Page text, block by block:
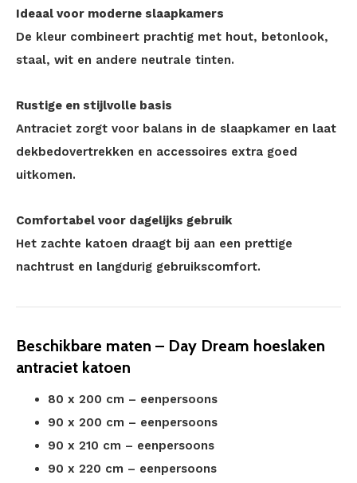
Ideaal voor moderne slaapkamers
De kleur combineert prachtig met hout, betonlook,
staal, wit en andere neutrale tinten.
Rustige en stijlvolle basis
Antraciet zorgt voor balans in de slaapkamer en laat
dekbedovertrekken en accessoires extra goed
uitkomen.
Comfortabel voor dagelijks gebruik
Het zachte katoen draagt bij aan een prettige
nachtrust en langdurig gebruikscomfort.
Beschikbare maten – Day Dream hoeslaken
antraciet katoen
80 x 200 cm – eenpersoons
90 x 200 cm – eenpersoons
90 x 210 cm – eenpersoons
90 x 220 cm – eenpersoons